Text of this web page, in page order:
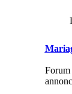
Forum